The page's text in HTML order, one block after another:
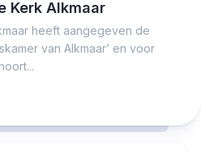
Kerk Alkmaar
heeft aangegeven de
van Alkmaar’ en voor